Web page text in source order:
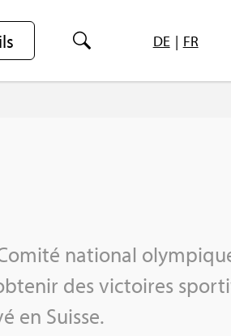
DE | FR
natio­nal
des vic­toires
en Suisse.